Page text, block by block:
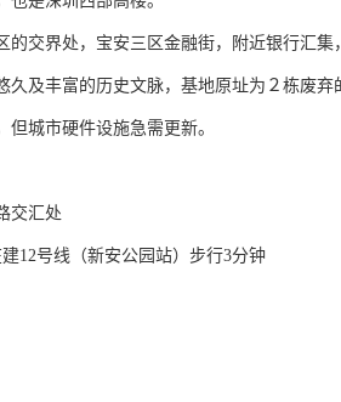
交界处，宝安三区金融街，附近银行汇
及丰富的历史文脉，基地原址为２栋废
城市硬件设施急需更新。
交汇处
12号线（新安公园站）步行3分钟